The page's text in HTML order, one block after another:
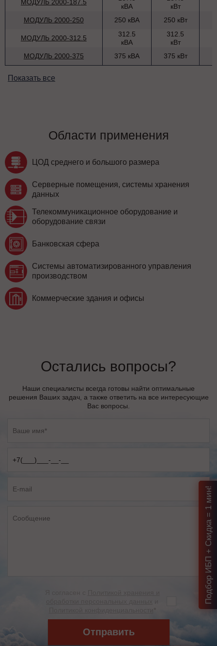
МОДУЛЬ 2000-187.5
кВА
кВт
МОДУЛЬ 2000-250
250 кВА 250 кВт
МОДУЛЬ 2000-312.5
312.5
кВА
312.5
кВт
МОДУЛЬ 2000-375
375 кВА 375 кВт
Показать все
Области применения
ЦОД среднего и большого размера
Серверные помещения, системы хранения
данных
Телекоммуникационное оборудование и
оборудование связи
Банковская сфера
Системы автоматизированного управления
производством
Коммерческие здания и офисы
Остались вопросы?
Наши специалисты всегда готовы найти оптимальные
решения Ваших задач, а также ответить на все интересующие
Вас вопросы.
Отправить
Подбор ИБП + Скидка = 1 мин!